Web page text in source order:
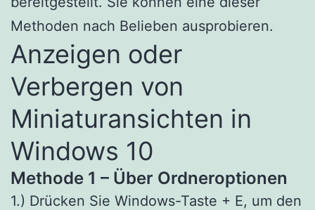
Methoden nach Belieben ausprobieren.
Anzeigen oder
Verbergen von
Miniaturansichten in
Windows 10
Methode 1 – Über Ordneroptionen
1.) Drücken Sie Windows-Taste + E, um den